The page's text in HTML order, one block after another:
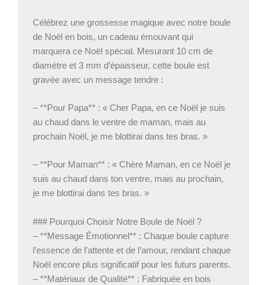
Célébrez une grossesse magique avec notre boule
de Noël en bois, un cadeau émouvant qui
marquera ce Noël spécial. Mesurant 10 cm de
diamètre et 3 mm d’épaisseur, cette boule est
gravée avec un message tendre :
– **Pour Papa** : « Cher Papa, en ce Noël je suis
au chaud dans le ventre de maman, mais au
prochain Noël, je me blottirai dans tes bras. »
– **Pour Maman** : « Chère Maman, en ce Noël je
suis au chaud dans ton ventre, mais au prochain,
je me blottirai dans tes bras. »
### Pourquoi Choisir Notre Boule de Noël ?
– **Message Émotionnel** : Chaque boule capture
l’essence de l’attente et de l’amour, rendant chaque
Noël encore plus significatif pour les futurs parents.
– **Matériaux de Qualité** : Fabriquée en bois